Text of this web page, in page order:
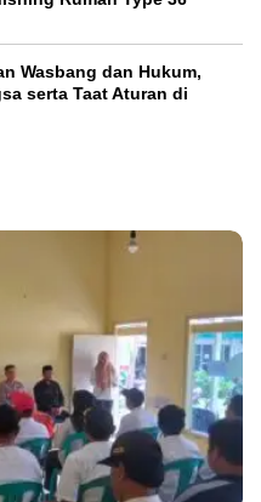
Wasbang dan Hukum,
serta Taat Aturan di